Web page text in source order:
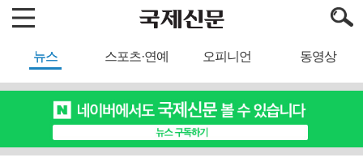
뉴스 스포츠·연예 오피니언 동영상